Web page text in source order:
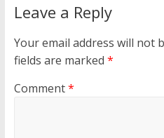
Leave a Reply
Your email address will not
fields are marked *
Comment*